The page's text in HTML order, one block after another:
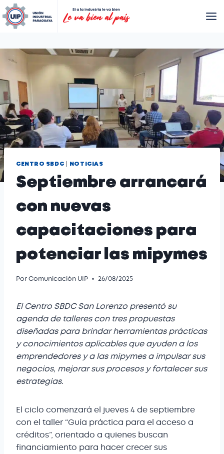
CENTRO SBDC NOTICIAS
Septiembre arrancará
con nuevas
capacitaciones para
potenciar las mipymes
PorComunicación UIP 26/08/2025
El Centro SBDC San Lorenzo presentó su
agenda de talleres con tres propuestas
diseñadas para brindar herramientas prácticas
y conocimientos aplicables que ayuden a los
emprendedores y a las mipymes a impulsar sus
negocios, mejorar sus procesos y fortalecer sus
estrategias.
El ciclo comenzará el jueves 4 de septiembre
con el taller “Guía práctica para el acceso a
créditos”, orientado a quienes buscan
financiamiento para hacer crecer sus